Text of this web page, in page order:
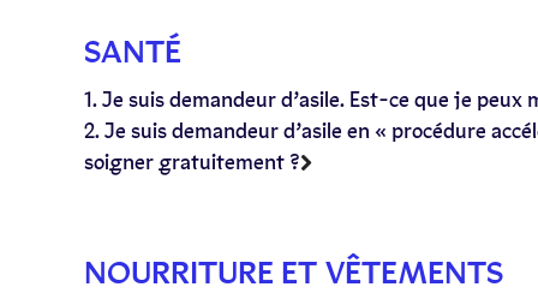
SANTÉ
1. Je suis demandeur d’asile. Est-ce que je
2. Je suis demandeur d’asile en « procédure
soigner gratuitement ?
NOURRITURE ET VÊTEMENTS